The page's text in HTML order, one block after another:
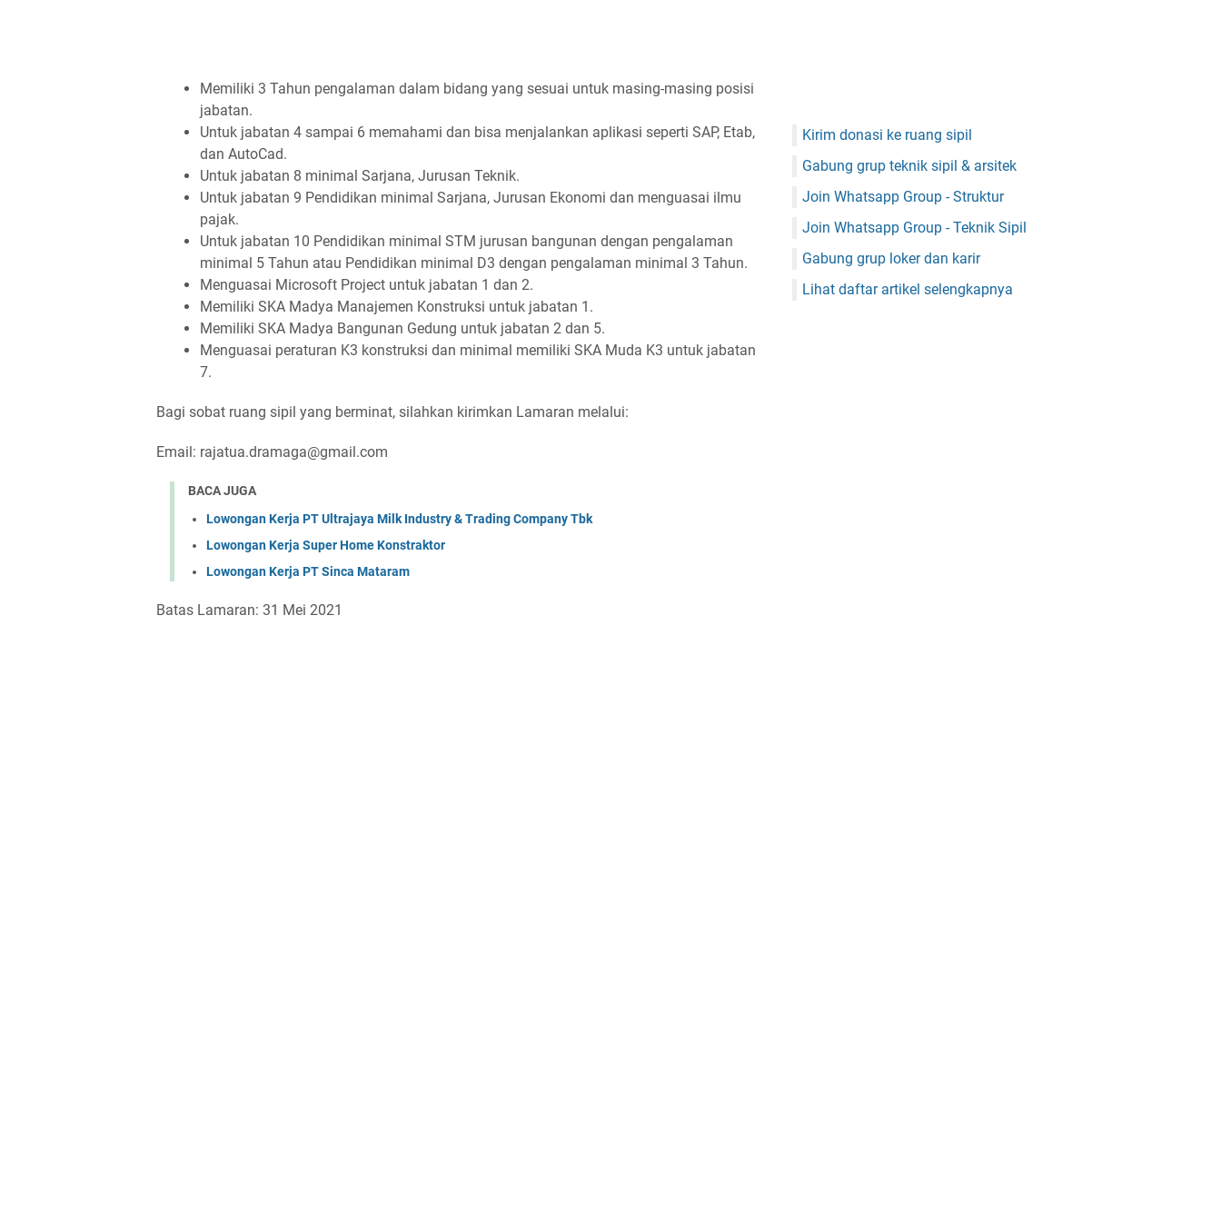
Memiliki 3 Tahun pengalaman dalam bidang yang sesuai untuk masing-masing posisi
jabatan.
Untuk jabatan 4 sampai 6 memahami dan bisa menjalankan aplikasi seperti SAP, Etab,
dan AutoCad.
Untuk jabatan 8 minimal Sarjana, Jurusan Teknik.
Untuk jabatan 9 Pendidikan minimal Sarjana, Jurusan Ekonomi dan menguasai ilmu
pajak.
Untuk jabatan 10 Pendidikan minimal STM jurusan bangunan dengan pengalaman
minimal 5 Tahun atau Pendidikan minimal D3 dengan pengalaman minimal 3 Tahun.
Menguasai Microsoft Project untuk jabatan 1 dan 2.
Memiliki SKA Madya Manajemen Konstruksi untuk jabatan 1.
Memiliki SKA Madya Bangunan Gedung untuk jabatan 2 dan 5.
Menguasai peraturan K3 konstruksi dan minimal memiliki SKA Muda K3 untuk jabatan
7.
Bagi sobat ruang sipil yang berminat, silahkan kirimkan Lamaran melalui:
Email: rajatua.dramaga@gmail.com
BACA JUGA
Lowongan Kerja PT Ultrajaya Milk Industry & Trading Company Tbk
Lowongan Kerja Super Home Konstraktor
Lowongan Kerja PT Sinca Mataram
Batas Lamaran: 31 Mei 2021
Kirim donasi ke ruang sipil
Gabung grup teknik sipil & arsitek
Join Whatsapp Group - Struktur
Join Whatsapp Group - Teknik Sipil
Gabung grup loker dan karir
Lihat daftar artikel selengkapnya